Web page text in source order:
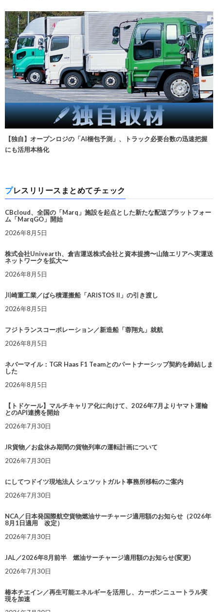
【独自】オープンロジの「AI梱包予測」、トラック必要台数の迅速把握
にも活用本格化
プレスリリースまとめてチェック
CBcloud、全国の「Marq」施設を起点とした新たな配送プラットフォー
ム「MarqGO」開始
2026年8月5日
株式会社Univearth、倉吉運送株式会社と資本提携〜山陰エリアへ実運送
ネットワークを拡大〜
2026年8月5日
川崎重工業／ばら積運搬船「ARISTOS II」の引き渡し
2026年8月5日
フジトランスコーポレーション／新造船「蓉翔丸」就航
2026年8月5日
ネバーマイル：TGR Haas F1 Teamとのパートナーシップ契約を締結しま
した
2026年8月5日
【トドケール】マルチキャリア化に向けて、2026年7月よりヤマト運輸
とのAPI連携を開始
2026年7月30日
JR貨物／お盆休み期間の貨物列車の運転計画について
2026年7月30日
にしてつドイツ現地法人 シュツットガルト事務所移転のご案内
2026年7月30日
NCA／日本発国際航空貨物燃油サーチャージ適用額のお知らせ（2026年
8月1日適用 改定）
2026年7月30日
JAL／2026年8月前半 燃油サーチャージ適用額のお知らせ(変更)
2026年7月30日
椿本チエイン／再生可能エネルギーを活用し、カーボンニュートラル実
現を加速